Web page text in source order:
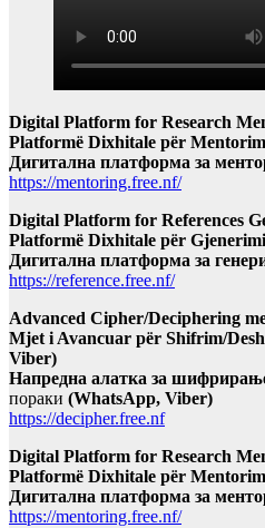
Digital Platform for Research
Platformë Dixhitale për
Дигитална платформа за
https://mentoring.free.nf/
Digital Platform for References
Platformë Dixhitale për
Дигитална платформа за
https://reference.free.nf/
Advanced Cipher/Deciphering
Mjet i Avancuar për Shifrim/
Viber)
Напредна алатка за
пораки (WhatsApp, Viber)
https://decipher.free.nf
Digital Platform for Research
Platformë Dixhitale për
Дигитална платформа за
https://mentoring.free.nf/